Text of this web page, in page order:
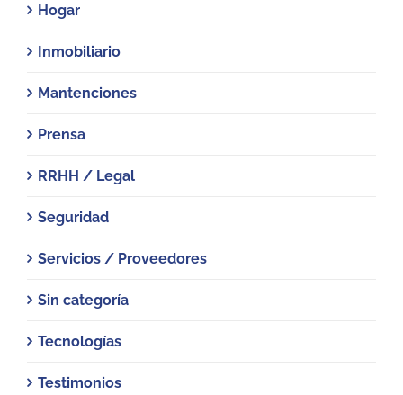
Hogar
Inmobiliario
Mantenciones
Prensa
RRHH / Legal
Seguridad
Servicios / Proveedores
Sin categoría
Tecnologías
Testimonios